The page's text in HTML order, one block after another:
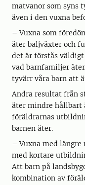
matvanor som syns
även i den vuxna
– Vuxna som
äter baljväxter och
det är förstås
vad barnfamiljer
tyvärr våra barn att
Andra resultat från
äter mindre hållbart
föräldrarnas
barnen äter.
– Vuxna med
med kortare
Att barn på
kombination av